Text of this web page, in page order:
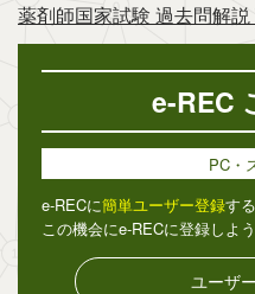
薬剤師国家試験 過去問解説
e-REC
PC・
e-RECに簡単ユーザー登録す
この機会にe-RECに登録しよう
ユーザ